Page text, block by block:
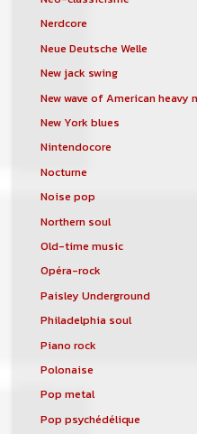
Nerdcore
Neue Deutsche Welle
New jack swing
New wave of American heavy
New York blues
Nintendocore
Nocturne
Noise pop
Northern soul
Old-time music
Opéra-rock
Paisley Underground
Philadelphia soul
Piano rock
Polonaise
Pop metal
Pop psychédélique